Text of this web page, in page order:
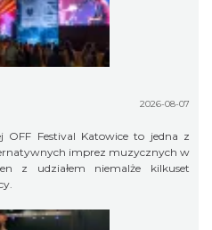
2026-08-07
OFF Festival Katowice to jedna z
imprez muzycznych w
z udziałem niemalże kilkuset